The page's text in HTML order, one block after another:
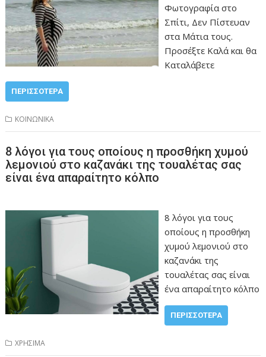
Φωτογραφία στο
Σπίτι, Δεν Πίστευαν
στα Μάτια τους.
Προσέξτε Καλά και θα
Καταλάβετε
ΠΕΡΙΣΣΌΤΕΡΑ
ΚΟΙΝΩΝΙΚΑ
8 λόγοι για τους οποίους η προσθήκη χυμού
λεμονιού στο καζανάκι της τουαλέτας σας
είναι ένα απαραίτητο κόλπο
8 λόγοι για τους
οποίους η προσθήκη
χυμού λεμονιού στο
καζανάκι της
τουαλέτας σας είναι
ένα απαραίτητο κόλπο
ΠΕΡΙΣΣΌΤΕΡΑ
ΧΡΗΣΙΜΑ